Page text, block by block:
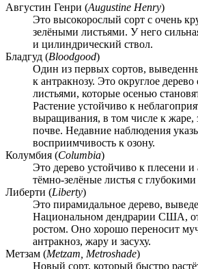
Августин Генри (Augustine Henry)
Это высокорослый сорт с очень
зелёными листьями. У него
и цилиндрический ствол.
Бладгуд (Bloodgood)
Один из первых сортов,
к антракнозу. Это округлое
листьями, которые осенью
Растение устойчиво к
выращивания, в том числе к жаре,
почве. Недавние наблюдения
восприимчивость к озону.
Колумбия (Columbia)
Это дерево устойчиво к плесени и
тёмно-зелёные листья с
Либерти (Liberty)
Это пирамидальное дерево,
Национальном дендрарии США,
ростом. Оно хорошо переносит
антракноз, жару и засуху.
Метзам (Metzam, Metroshade)
Новый сорт, который быстро